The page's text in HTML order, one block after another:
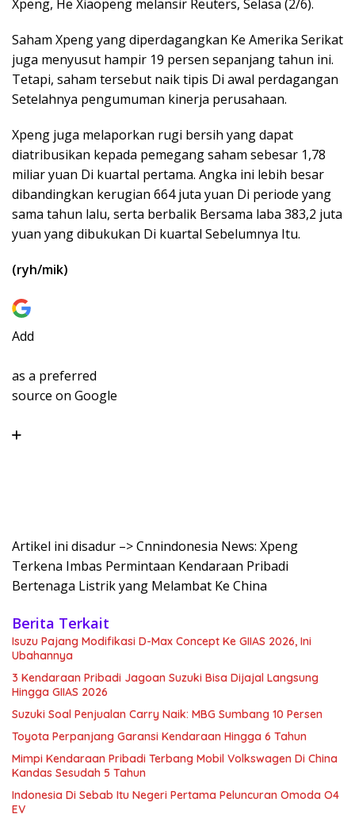
Xpeng, He Xiaopeng melansir Reuters, Selasa (2/6).
Saham Xpeng yang diperdagangkan Ke Amerika Serikat
juga menyusut hampir 19 persen sepanjang tahun ini.
Tetapi, saham tersebut naik tipis Di awal perdagangan
Setelahnya pengumuman kinerja perusahaan.
Xpeng juga melaporkan rugi bersih yang dapat
diatribusikan kepada pemegang saham sebesar 1,78
miliar yuan Di kuartal pertama. Angka ini lebih besar
dibandingkan kerugian 664 juta yuan Di periode yang
sama tahun lalu, serta berbalik Bersama laba 383,2 juta
yuan yang dibukukan Di kuartal Sebelumnya Itu.
(ryh/mik)
Add
as a preferred
source on Google
Artikel ini disadur –> Cnnindonesia News: Xpeng
Terkena Imbas Permintaan Kendaraan Pribadi
Bertenaga Listrik yang Melambat Ke China
Berita Terkait
Isuzu Pajang Modifikasi D-Max Concept Ke GIIAS 2026, Ini
Ubahannya
3 Kendaraan Pribadi Jagoan Suzuki Bisa Dijajal Langsung
Hingga GIIAS 2026
Suzuki Soal Penjualan Carry Naik: MBG Sumbang 10 Persen
Toyota Perpanjang Garansi Kendaraan Hingga 6 Tahun
Mimpi Kendaraan Pribadi Terbang Mobil Volkswagen Di China
Kandas Sesudah 5 Tahun
Indonesia Di Sebab Itu Negeri Pertama Peluncuran Omoda O4
EV